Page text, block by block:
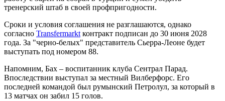
тренерский штаб в своей профпригодности.
Сроки и условия соглашения не разглашаются, однако
согласно Transfermarkt контракт подписан до 30 июня 2028
года. За "черно-белых" представитель Сьерра-Леоне будет
выступать под номером 88.
Напомним, Бах – воспитанник клуба Сентрал Парад.
Впоследствии выступал за местный Вилберфорс. Его
последней командой был румынский Петролул, за который в
13 матчах он забил 15 голов.